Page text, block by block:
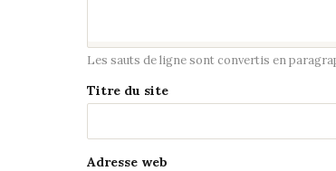
Les sauts de ligne sont convertis en
Titre du site
Adresse web